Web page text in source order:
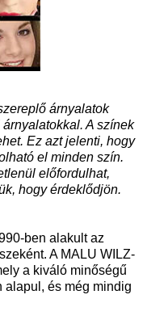
árnyalatok
A színek
Ez azt jelenti, hogy
el minden szín.
előfordulhat,
hogy érdeklődjön.
ben alakult az
A MALU WILZ-
a kiváló minőségű
alapul, és még mindig